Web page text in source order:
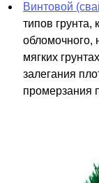
Винтовой
типов грунта,
обломочного,
мягких
залегания
промерзания